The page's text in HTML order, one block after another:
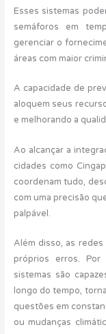
Esses sistemas
semáforos em
gerenciar o
áreas com maior
A capacidade de
aloquem seus
e melhorando a
Ao alcançar a
cidades como
coordenam tudo,
com uma precisão
palpável.
Além disso, as
próprios erros.
sistemas são
longo do tempo,
questões em
ou mudanças